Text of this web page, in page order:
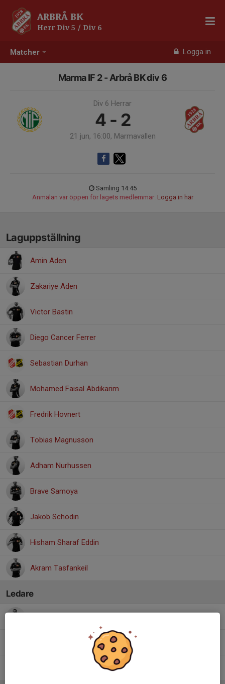
Matcher Logga in
ARBRÅ BK
Herr Div 5 / Div 6
Marma IF 2 - Arbrå BK div 6
Div 6 Herrar
4 - 2
21 jun, 16:00, Marmavallen
Samling 14:45
Anmälan var öppen för lagets medlemmar. Logga in här
Laguppställning
Amin Aden
Zakariye Aden
Victor Bastin
Diego Cancer Ferrer
Sebastian Durhan
Mohamed Faisal Abdikarim
Fredrik Hovnert
Tobias Magnusson
Adham Nurhussen
Brave Samoya
Jakob Schödin
Hisham Sharaf Eddin
Akram Tasfankeil
Ledare
Huvudledare division 6
Ledare